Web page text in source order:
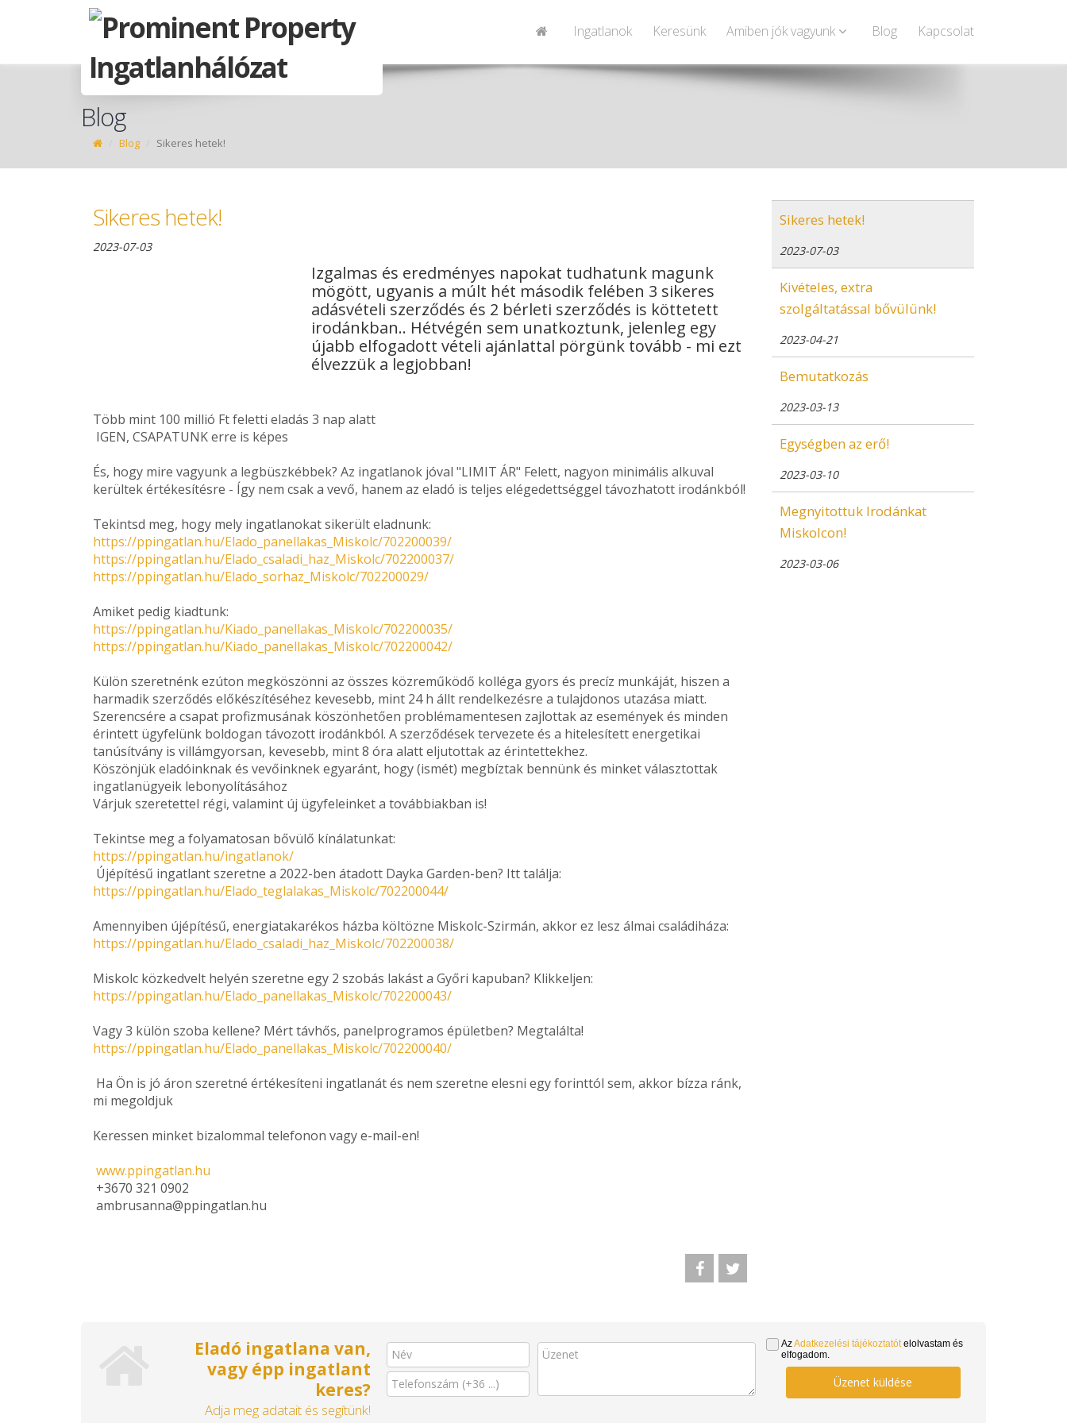
Ingatlanok Keresünk Amiben jók vagyunk Blog Kapcsolat
Blog
Blog Sikeres hetek!
Sikeres hetek!
2023-07-03
Izgalmas és eredményes napokat tudhatunk magunk
mögött, ugyanis a múlt hét második felében 3 sikeres
adásvételi szerződés és 2 bérleti szerződés is köttetett
irodánkban.. Hétvégén sem unatkoztunk, jelenleg egy
újabb elfogadott vételi ajánlattal pörgünk tovább - mi ezt
élvezzük a legjobban!
Több mint 100 millió Ft feletti eladás 3 nap alatt
IGEN, CSAPATUNK erre is képes
És, hogy mire vagyunk a legbüszkébbek? Az ingatlanok jóval "LIMIT ÁR" Felett, nagyon minimális alkuval
kerültek értékesítésre - Így nem csak a vevő, hanem az eladó is teljes elégedettséggel távozhatott irodánkból!
Tekintsd meg, hogy mely ingatlanokat sikerült eladnunk:
https://ppingatlan.hu/Elado_panellakas_Miskolc/702200039/
https://ppingatlan.hu/Elado_csaladi_haz_Miskolc/702200037/
https://ppingatlan.hu/Elado_sorhaz_Miskolc/702200029/
Amiket pedig kiadtunk:
https://ppingatlan.hu/Kiado_panellakas_Miskolc/702200035/
https://ppingatlan.hu/Kiado_panellakas_Miskolc/702200042/
Külön szeretnénk ezúton megköszönni az összes közreműködő kolléga gyors és precíz munkáját, hiszen a
harmadik szerződés előkészítéséhez kevesebb, mint 24 h állt rendelkezésre a tulajdonos utazása miatt.
Szerencsére a csapat profizmusának köszönhetően problémamentesen zajlottak az események és minden
érintett ügyfelünk boldogan távozott irodánkból. A szerződések tervezete és a hitelesített energetikai
tanúsítvány is villámgyorsan, kevesebb, mint 8 óra alatt eljutottak az érintettekhez.
Köszönjük eladóinknak és vevőinknek egyaránt, hogy (ismét) megbíztak bennünk és minket választottak
ingatlanügyeik lebonyolításához
Várjuk szeretettel régi, valamint új ügyfeleinket a továbbiakban is!
Tekintse meg a folyamatosan bővülő kínálatunkat:
https://ppingatlan.hu/ingatlanok/
Újépítésű ingatlant szeretne a 2022-ben átadott Dayka Garden-ben? Itt találja:
https://ppingatlan.hu/Elado_teglalakas_Miskolc/702200044/
Amennyiben újépítésű, energiatakarékos házba költözne Miskolc-Szirmán, akkor ez lesz álmai családiháza:
https://ppingatlan.hu/Elado_csaladi_haz_Miskolc/702200038/
Miskolc közkedvelt helyén szeretne egy 2 szobás lakást a Győri kapuban? Klikkeljen:
https://ppingatlan.hu/Elado_panellakas_Miskolc/702200043/
Vagy 3 külön szoba kellene? Mért távhős, panelprogramos épületben? Megtalálta!
https://ppingatlan.hu/Elado_panellakas_Miskolc/702200040/
Ha Ön is jó áron szeretné értékesíteni ingatlanát és nem szeretne elesni egy forinttól sem, akkor bízza ránk,
mi megoldjuk
Keressen minket bizalommal telefonon vagy e-mail-en!
www.ppingatlan.hu
+3670 321 0902
ambrusanna@ppingatlan.hu
Sikeres hetek!
2023-07-03
Kivételes, extra
szolgáltatással bővülünk!
2023-04-21
Bemutatkozás
2023-03-13
Egységben az erő!
2023-03-10
Megnyitottuk Irodánkat
Miskolcon!
2023-03-06
Eladó ingatlana van,
vagy épp ingatlant
keres?
Adja meg adatait és segítünk!
AzAdatkezelési tájékoztatótelolvastam és
elfogadom.
Üzenet küldése